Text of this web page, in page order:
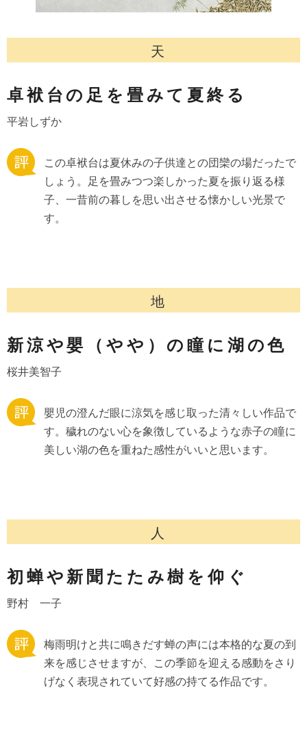
天
卓袱台の足を畳みて夏終る
平岩しずか
この卓袱台は夏休みの子供達との団欒の場だったで
しょう。足を畳みつつ楽しかった夏を振り返る様
子、一昔前の暮しを思い出させる懐かしい光景で
す。
地
新涼や嬰（やや）の瞳に湖の色
桜井美智子
嬰児の澄んだ眼に涼気を感じ取った清々しい作品で
す。穢れのない心を象徴しているような赤子の瞳に
美しい湖の色を重ねた感性がいいと思います。
人
初蝉や新聞たたみ樹を仰ぐ
野村 一子
梅雨明けと共に鳴きだす蝉の声には本格的な夏の到
来を感じさせますが、この季節を迎える感動をさり
げなく表現されていて好感の持てる作品です。